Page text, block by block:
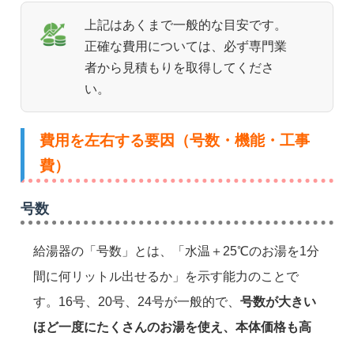
上記はあくまで一般的な目安です。
正確な費用については、必ず専門業
者から見積もりを取得してくださ
い。
費用を左右する要因（号数・機能・工事
費）
号数
給湯器の「号数」とは、「水温＋25℃のお湯を1分
間に何リットル出せるか」を示す能力のことで
す。16号、20号、24号が一般的で、 号数が大きい
ほど一度にたくさんのお湯を使え、本体価格も高